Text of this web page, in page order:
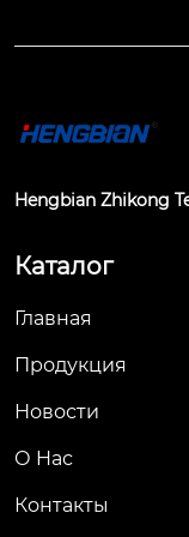
Hengbian Zhikong
Каталог
Главная
Продукция
Новости
О Hас
Контакты